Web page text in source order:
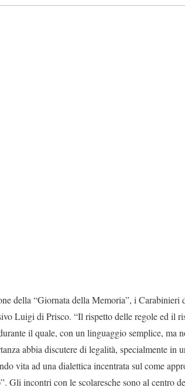
della “Giornata della Memoria”, i
Luigi di Prisco. “Il rispetto delle regole ed il
il quale, con un linguaggio semplice, ma
abbia discutere di legalità, specialmente in
vita ad una dialettica incentrata sul come
Gli incontri con le scolaresche sono al centro